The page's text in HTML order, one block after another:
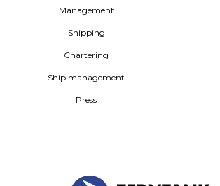
Management
Shipping
Chartering
Ship management
Press